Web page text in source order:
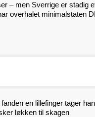
– men Sverrige er stadig
overhalet minimalstaten
en lillefinger tager
løkken til skagen